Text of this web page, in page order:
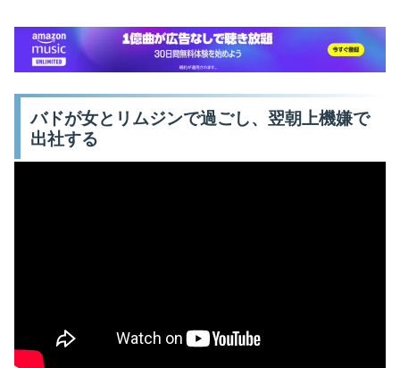
バドが女とリムジンで過ごし、翌朝上機嫌で
出社する